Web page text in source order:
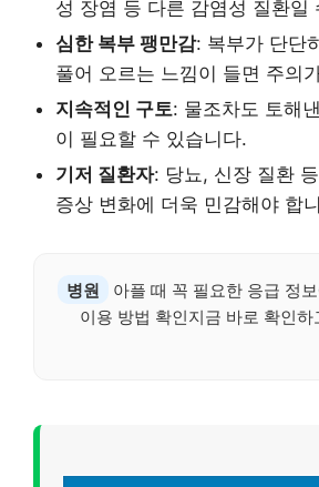
성 장염 등 다른 감염성 질환일
심한 복부 팽만감: 복부가 단단
풀어 오르는 느낌이 들면 주의
지속적인 구토: 물조차도 토해
이 필요할 수 있습니다.
기저 질환자: 당뇨, 신장 질환
증상 변화에 더욱 민감해야 합
병원
아플 때 꼭 필요한 응급 정
이용 방법 확인지금 바로 확인하